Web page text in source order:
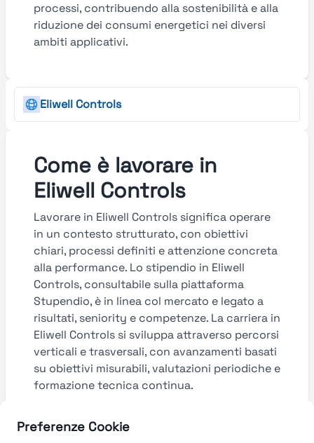
Preferenze Cookie
processi, contribuendo alla sostenibilità e alla
riduzione dei consumi energetici nei diversi
ambiti applicativi.
Eliwell Controls
Come è lavorare in
Eliwell Controls
Lavorare in Eliwell Controls significa operare
in un contesto strutturato, con obiettivi
chiari, processi definiti e attenzione concreta
alla performance. Lo stipendio in Eliwell
Controls, consultabile sulla piattaforma
Stupendio, è in linea col mercato e legato a
risultati, seniority e competenze. La carriera in
Eliwell Controls si sviluppa attraverso percorsi
verticali e trasversali, con avanzamenti basati
su obiettivi misurabili, valutazioni periodiche e
formazione tecnica continua.
Guarda le valutazioni →